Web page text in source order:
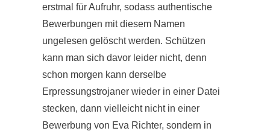
erstmal für Aufruhr, sodass authentische
Bewerbungen mit diesem Namen
ungelesen gelöscht werden. Schützen
kann man sich davor leider nicht, denn
schon morgen kann derselbe
Erpressungstrojaner wieder in einer Datei
stecken, dann vielleicht nicht in einer
Bewerbung von Eva Richter, sondern in